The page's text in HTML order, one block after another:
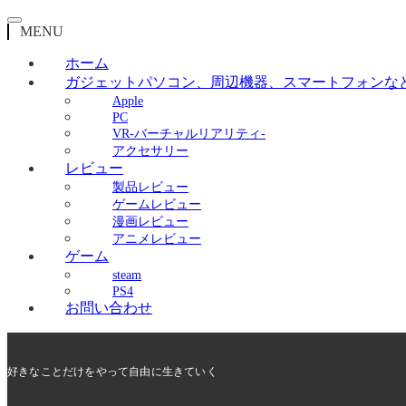
MENU
ホーム
ガジェット パソコン、周辺機器、スマートフォンな
Apple
PC
VR-バーチャルリアリティ-
アクセサリー
レビュー
製品レビュー
ゲームレビュー
漫画レビュー
アニメレビュー
ゲーム
steam
PS4
お問い合わせ
好きなことだけをやって自由に生きていく